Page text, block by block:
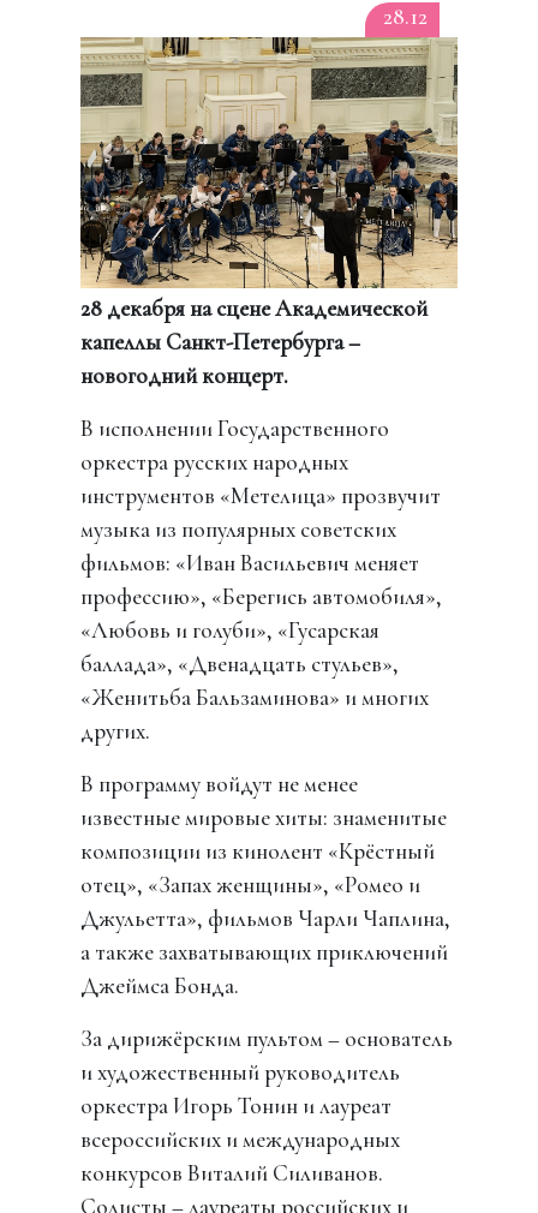
28.12
28 декабря на сцене Академической
капеллы Санкт-Петербурга –
новогодний концерт.
В исполнении Государственного
оркестра русских народных
инструментов «Метелица» прозвучит
музыка из популярных советских
фильмов: «Иван Васильевич меняет
профессию», «Берегись автомобиля»,
«Любовь и голуби», «Гусарская
баллада», «Двенадцать стульев»,
«Женитьба Бальзаминова» и многих
других.
В программу войдут не менее
известные мировые хиты: знаменитые
композиции из кинолент «Крёстный
отец», «Запах женщины», «Ромео и
Джульетта», фильмов Чарли Чаплина,
а также захватывающих приключений
Джеймса Бонда.
За дирижёрским пультом – основатель
и художественный руководитель
оркестра Игорь Тонин и лауреат
всероссийских и международных
конкурсов Виталий Силиванов.
Солисты – лауреаты российских и